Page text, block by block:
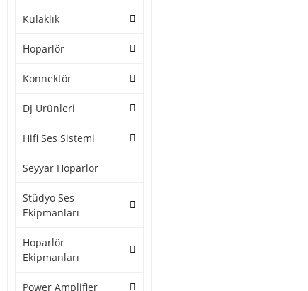
Kulaklık
Hoparlör
Konnektör
DJ Ürünleri
Hifi Ses Sistemi
Seyyar Hoparlör
Stüdyo Ses
Ekipmanları
Hoparlör
Ekipmanları
Power Amplifier